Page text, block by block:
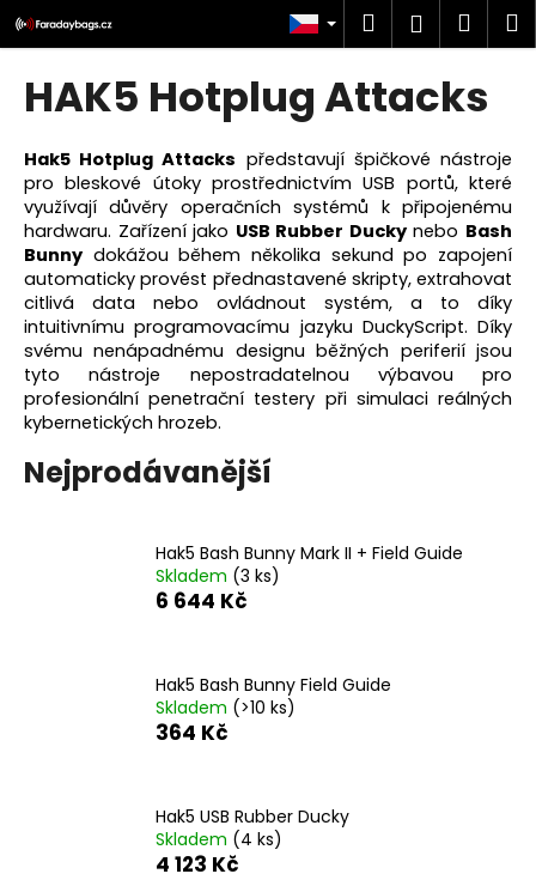
na
obsah
Hledat
HAK5 Hotplug Attacks
Hak5 Hotplug Attacks představují špičkové nástroje
pro bleskové útoky prostřednictvím USB portů, které
využívají důvěry operačních systémů k připojenému
hardwaru. Zařízení jako USB Rubber Duckynebo Bash
Bunny dokážou během několika sekund po zapojení
automaticky provést přednastavené skripty, extrahovat
citlivá data nebo ovládnout systém, a to díky
intuitivnímu programovacímu jazyku DuckyScript. Díky
svému nenápadnému designu běžných periferií jsou
tyto nástroje nepostradatelnou výbavou pro
profesionální penetrační testery při simulaci reálných
kybernetických hrozeb.
Nejprodávanější
Hak5 Bash Bunny Mark II + Field Guide
Skladem (3 ks)
6 644 Kč
Hak5 Bash Bunny Field Guide
Skladem (>10 ks)
364 Kč
Hak5 USB Rubber Ducky
Skladem (4 ks)
4 123 Kč
K
o
o
p
o
t
ř
e
b
u
j
e
t
HLEDAT